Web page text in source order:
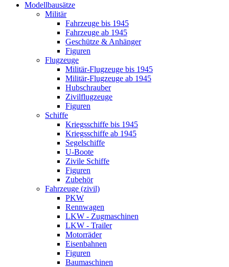
Modellbausätze
Militär
Fahrzeuge bis 1945
Fahrzeuge ab 1945
Geschütze & Anhänger
Figuren
Flugzeuge
Militär-Flugzeuge bis 1945
Militär-Flugzeuge ab 1945
Hubschrauber
Zivilflugzeuge
Figuren
Schiffe
Kriegsschiffe bis 1945
Kriegsschiffe ab 1945
Segelschiffe
U-Boote
Zivile Schiffe
Figuren
Zubehör
Fahrzeuge (zivil)
PKW
Rennwagen
LKW - Zugmaschinen
LKW - Trailer
Motorräder
Eisenbahnen
Figuren
Baumaschinen